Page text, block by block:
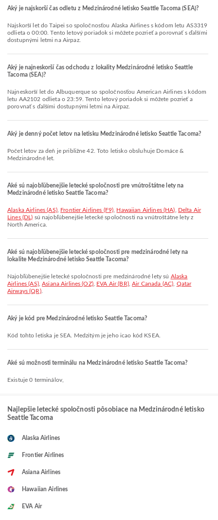
Aký je najskorší čas odletu z Medzinárodné letisko Seattle Tacoma (SEA)?
Najskorší let do Taipei so spoločnosťou Alaska Airlines s kódom letu AS3319
odlieta o 00:00. Tento letový poriadok si môžete pozrieť a porovnať s ďalšími
dostupnými letmi na Airpaz.
Aký je najneskorší čas odchodu z lokality Medzinárodné letisko Seattle
Tacoma (SEA)?
Najneskorší let do Albuquerque so spoločnosťou American Airlines s kódom
letu AA2102 odlieta o 23:59. Tento letový poriadok si môžete pozrieť a
porovnať s ďalšími dostupnými letmi na Airpaz.
Aký je denný počet letov na letisku Medzinárodné letisko Seattle Tacoma?
Počet letov za deň je približne 42. Toto letisko obsluhuje Domáce &
Medzinárodné let.
Aké sú najobľúbenejšie letecké spoločnosti pre vnútroštátne lety na
Medzinárodné letisko Seattle Tacoma?
Alaska Airlines (AS), Frontier Airlines (F9) Hawaiian Airlines (HA)
Delta Air
Lines (DL) sú najobľúbenejšie letecké spoločnosti na vnútroštátne lety z
North America.
Aké sú najobľúbenejšie letecké spoločnosti pre medzinárodné lety na
lokalite Medzinárodné letisko Seattle Tacoma?
Najobľúbenejšie letecké spoločnosti pre medzinárodné lety sú Alaska
Airlines (AS),Asiana Airlines (OZ), EVA Air (BR),Air Canada (AC) Qatar
Airways (QR).
Aký je kód pre Medzinárodné letisko Seattle Tacoma?
Kód tohto letiska je SEA. Medzitým je jeho icao kód KSEA.
Aké sú možnosti terminálu na Medzinárodné letisko Seattle Tacoma?
Existuje 0 terminálov,
Najlepšie letecké spoločnosti pôsobiace na Medzinárodné letisko
Seattle Tacoma
Alaska Airlines
Frontier Airlines
Asiana Airlines
Hawaiian Airlines
EVA Air